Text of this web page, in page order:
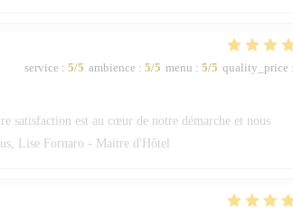
service : 5/5 ambience : 5/5 menu : 5/5 quality_price :
satisfaction est au cœur de notre démarche et nous
Lise Fornaro - Maitre d'Hôtel